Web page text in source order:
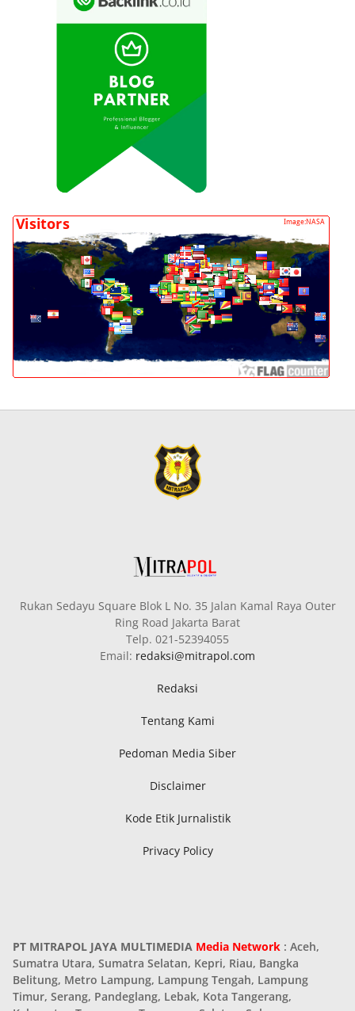
Rukan Sedayu Square Blok L No. 35 Jalan Kamal Raya Outer
Ring Road Jakarta Barat
Telp. 021-52394055
Email: redaksi@mitrapol.com
Redaksi
Tentang Kami
Pedoman Media Siber
Disclaimer
Kode Etik Jurnalistik
Privacy Policy
PT MITRAPOL JAYA MULTIMEDIA Media Network : Aceh,
Sumatra Utara, Sumatra Selatan, Kepri, Riau, Bangka
Belitung, Metro Lampung, Lampung Tengah, Lampung
Timur, Serang, Pandeglang, Lebak, Kota Tangerang,